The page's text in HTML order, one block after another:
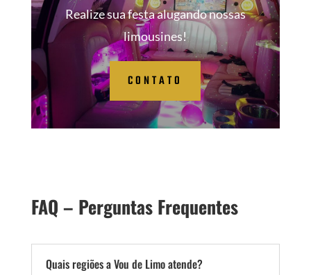
Realize sua festa alugando nossas
limousines!
CONTATO
FAQ – Perguntas Frequentes
Quais regiões a Vou de Limo atende?